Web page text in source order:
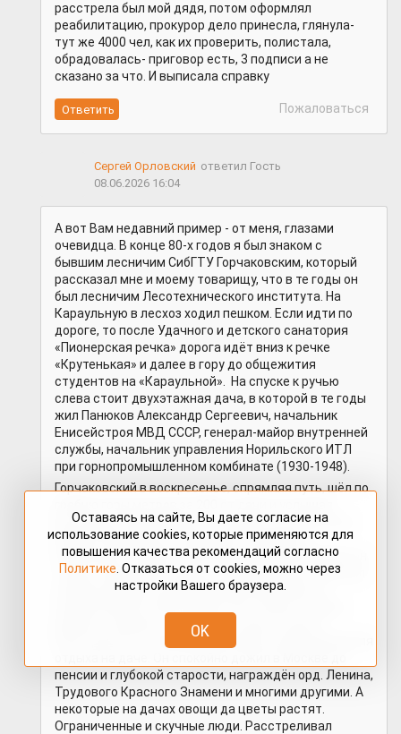
расстрела был мой дядя, потом оформлял
реабилитацию, прокурор дело принесла, глянула-
тут же 4000 чел, как их проверить, полистала,
обрадовалась- приговор есть, 3 подписи а не
сказано за что. И выписала справку
Пожаловаться
Сергей Орловский ответил Гость
08.06.2026 16:04
А вот Вам недавний пример - от меня, глазами
очевидца. В конце 80-х годов я был знаком с
бывшим лесничим СибГТУ Горчаковским, который
рассказал мне и моему товарищу, что в те годы он
был лесничим Лесотехнического института. На
Караульную в лесхоз ходил пешком. Если идти по
дороге, то после Удачного и детского санатория
«Пионерская речка» дорога идёт вниз к речке
«Крутенькая» и далее в гору до общежития
студентов на «Караульной». На спуске к ручью
слева стоит двухэтажная дача, в которой в те годы
жил Панюков Александр Сергеевич, начальник
Енисейстроя МВД СССР, генерал-майор внутренней
службы, начальник управления Норильского ИТЛ
при горнопромышленном комбинате (1930-1948).
Горчаковский в воскресенье, спрямляя путь, шёл по
выстрелы. Спрятавшись, поглядел из-за кустов и
увидел Панюкова, который расстреливал
нескольких человек. Несколько других выходных он
также слышал выстрелы и, возвращаясь, встречал
свежие квадраты раскопанной земли. Места
увидеть справа от дороги на спуске к ручью.
Расстрелы А. С. Панюков выполнял по выходным для
пенсии и глубокой старости, награждён орд. Ленина,
Трудового Красного Знамени и многими другими. А
некоторые на дачах овощи да цветы растят.
Ограниченные и скучные люди. Расстреливал
Оставаясь на сайте, Вы даете согласие на
использование cookies, которые применяются для
повышения качества рекомендаций согласно
Политике . Отказаться от cookies, можно через
настройки Вашего браузера.
OK